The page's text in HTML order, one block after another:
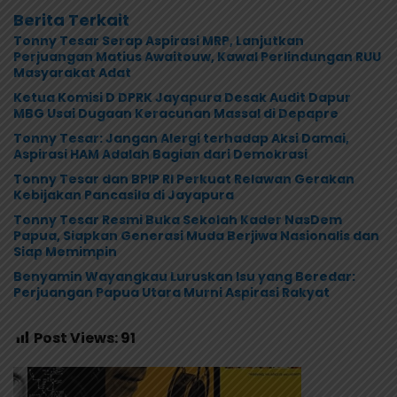
Berita Terkait
Tonny Tesar Serap Aspirasi MRP, Lanjutkan
Perjuangan Matius Awaitouw, Kawal Perlindungan RUU
Masyarakat Adat
Ketua Komisi D DPRK Jayapura Desak Audit Dapur
MBG Usai Dugaan Keracunan Massal di Depapre
Tonny Tesar: Jangan Alergi terhadap Aksi Damai,
Aspirasi HAM Adalah Bagian dari Demokrasi
Tonny Tesar dan BPIP RI Perkuat Relawan Gerakan
Kebijakan Pancasila di Jayapura
Tonny Tesar Resmi Buka Sekolah Kader NasDem
Papua, Siapkan Generasi Muda Berjiwa Nasionalis dan
Siap Memimpin
Benyamin Wayangkau Luruskan Isu yang Beredar:
Perjuangan Papua Utara Murni Aspirasi Rakyat
Post Views:91